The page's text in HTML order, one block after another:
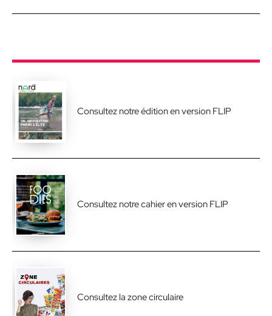
Consultez notre édition en version FLIP
Consultez notre cahier en version FLIP
Consultez la zone circulaire